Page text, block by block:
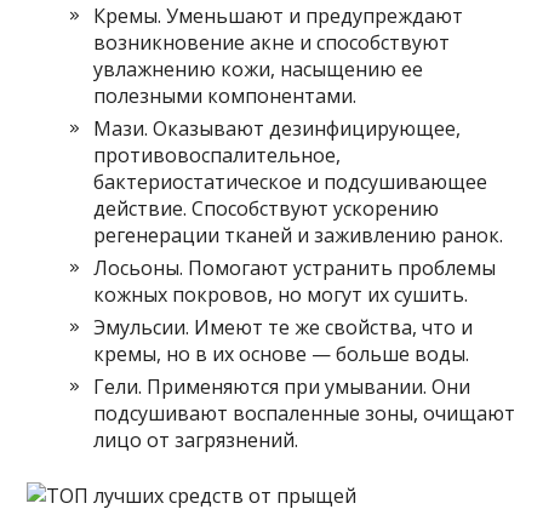
Кремы. Уменьшают и предупреждают
возникновение акне и способствуют
увлажнению кожи, насыщению ее
полезными компонентами.
Мази. Оказывают дезинфицирующее,
противовоспалительное,
бактериостатическое и подсушивающее
действие. Способствуют ускорению
регенерации тканей и заживлению ранок.
Лосьоны. Помогают устранить проблемы
кожных покровов, но могут их сушить.
Эмульсии. Имеют те же свойства, что и
кремы, но в их основе — больше воды.
Гели. Применяются при умывании. Они
подсушивают воспаленные зоны, очищают
лицо от загрязнений.